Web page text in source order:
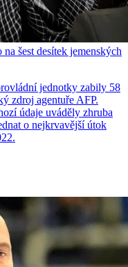
šest desítek jemenských
jednotky zabily 58
zdroj agentuře AFP.
údaje uváděly zhruba
o nejkrvavější útok